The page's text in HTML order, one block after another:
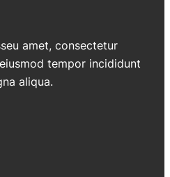
amet, consectetur
tempor incididunt
aliqua.